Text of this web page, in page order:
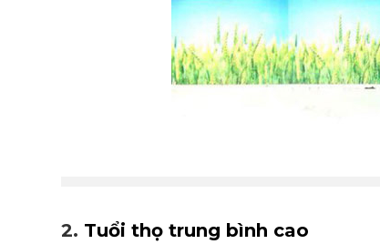
2. Tuổi thọ trung bình cao